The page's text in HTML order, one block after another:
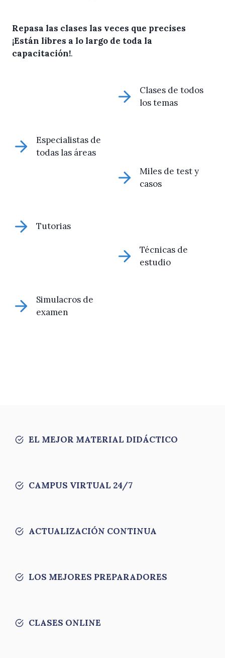
Repasa las clases las veces que precises
¡Están libres a lo largo de toda la
capacitación!.
Clases de todos
los temas
Especialistas de
todas las áreas
Miles de test y
casos
Tutorias
Técnicas de
estudio
Simulacros de
examen
EL MEJOR MATERIAL DIDÁCTICO
CAMPUS VIRTUAL 24/7
ACTUALIZACIÓN CONTINUA
LOS MEJORES PREPARADORES
CLASES ONLINE